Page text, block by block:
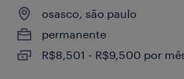
osasco, são paulo
permanente
R$8,501 - R$9,500 por